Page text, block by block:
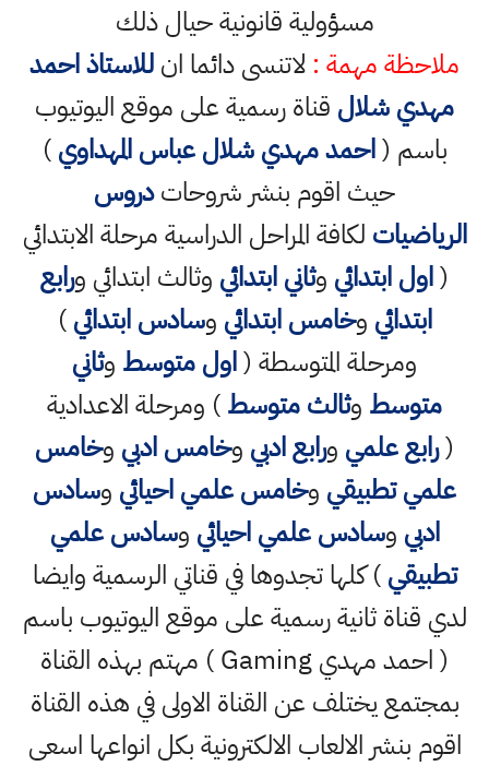
مسؤولية قانونية حيال ذلك
ملاحظة مهمة : لاتنسى دائما انللاستاذ احمد
مهدي شلال قناة رسمية على موقع اليوتيوب
باسم (احمد مهدي شلال عباس المهداوي)
حيث اقوم بنشر شروحاتدروس
الرياضيات لكافة المراحل الدراسية مرحلة الابتدائي
(اول ابتدائي وثاني ابتدائي وثالث ابتدائي ورابع
ابتدائي وخامس ابتدائي وسادس ابتدائي)
ومرحلة المتوسطة (اول متوسط وثاني
متوسط وثالث متوسط) ومرحلة الاعدادية
(رابع علمي ورابع ادبي وخامس ادبي وخامس
علمي تطبيقي وخامس علمي احيائي وسادس
ادبي وسادس علمي احيائي وسادس علمي
تطبيقي) كلها تجدوها في قناتي الرسمية وايضا
لدي قناة ثانية رسمية على موقع اليوتيوب باسم
( احمد مهدي Gaming ) مهتم بهذه القناة
بمجتمع يختلف عن القناة الاولى في هذه القناة
اقوم بنشر الالعاب الالكترونية بكل انواعها اسعى